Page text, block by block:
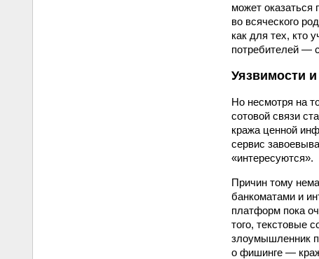
может оказаться
во всяческого
как для тех, кто
потребителей —
Уязвимости
Но несмотря на
сотовой связи
кража ценной
сервис
«интересуются».
Причин тому
банкоматами и
платформ пока
того, текстовые
злоумышленник
о фишинге —